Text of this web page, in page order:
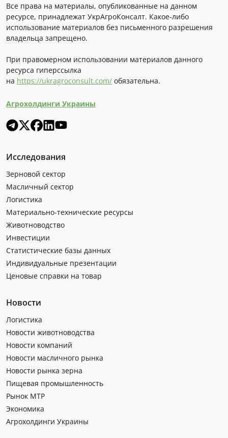
Все права на материалы, опубликованные на данном
ресурсе, принадлежат УкрАгроКонсалт. Какое-либо
использование материалов без письменного разрешения
владельца запрещено.
При правомерном использовании материалов данного
ресурса гиперссылка
на https://ukragroconsult.com/ обязательна.
Агрохолдинги Украины
Исследования
Зерновой сектор
Масличный сектор
Логистика
Материально-технические ресурсы
Животноводство
Инвестиции
Статистические базы данных
Индивидуальные презентации
Ценовые справки на товар
Новости
Логистика
Новости животноводства
Новости компаний
Новости масличного рынка
Новости рынка зерна
Пищевая промышленность
Рынок МТР
Экономика
Агрохолдинги Украины